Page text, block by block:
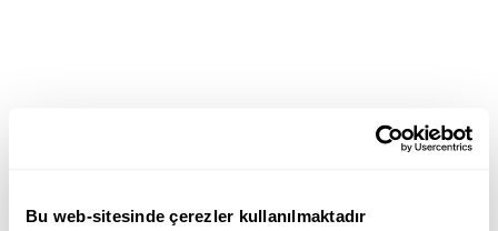
Bu web-sitesinde çerezler kullanılmaktadır